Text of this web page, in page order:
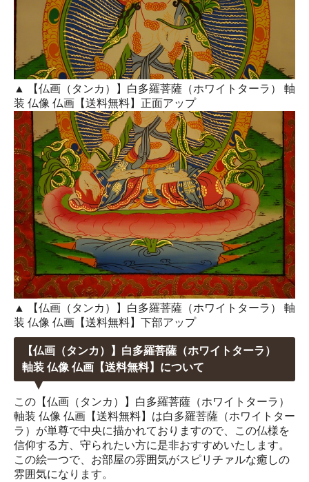
▲ 【仏画（タンカ）】白多羅菩薩（ホワイトターラ） 軸
装 仏像 仏画【送料無料】正面アップ
▲ 【仏画（タンカ）】白多羅菩薩（ホワイトターラ） 軸
装 仏像 仏画【送料無料】下部アップ
【仏画（タンカ）】白多羅菩薩（ホワイトターラ）
軸装 仏像 仏画【送料無料】について
この【仏画（タンカ）】白多羅菩薩（ホワイトターラ）
軸装 仏像 仏画【送料無料】は白多羅菩薩（ホワイトター
ラ）が単尊で中央に描かれておりますので、この仏様を
信仰する方、守られたい方に是非おすすめいたします。
この絵一つで、お部屋の雰囲気がスピリチァルな癒しの
雰囲気になります。